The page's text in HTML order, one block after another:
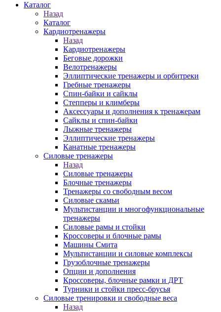
Каталог
Назад
Каталог
Кардиотренажеры
Назад
Кардиотренажеры
Беговые дорожки
Велотренажеры
Эллиптические тренажеры и орбитреки
Гребные тренажеры
Спин-байки и сайклы
Степперы и климберы
Аксессуары и дополнения к тренажерам
Сайклы и спин-байки
Лыжные тренажеры
Эллиптические тренажеры
Канатные тренажеры
Силовые тренажеры
Назад
Силовые тренажеры
Блочные тренажеры
Тренажеры со свободным весом
Силовые скамьи
Мультистанции и многофункциональные
тренажеры
Силовые рамы и стойки
Кроссоверы и блочные рамы
Машины Смита
Мультистанции и силовые комплексы
Грузоблочные тренажеры
Опции и дополнения
Кроссоверы, блочные рамки и ДРТ
Турники и стойки пресс-брусья
Силовые тренировки и свободные веса
Назад